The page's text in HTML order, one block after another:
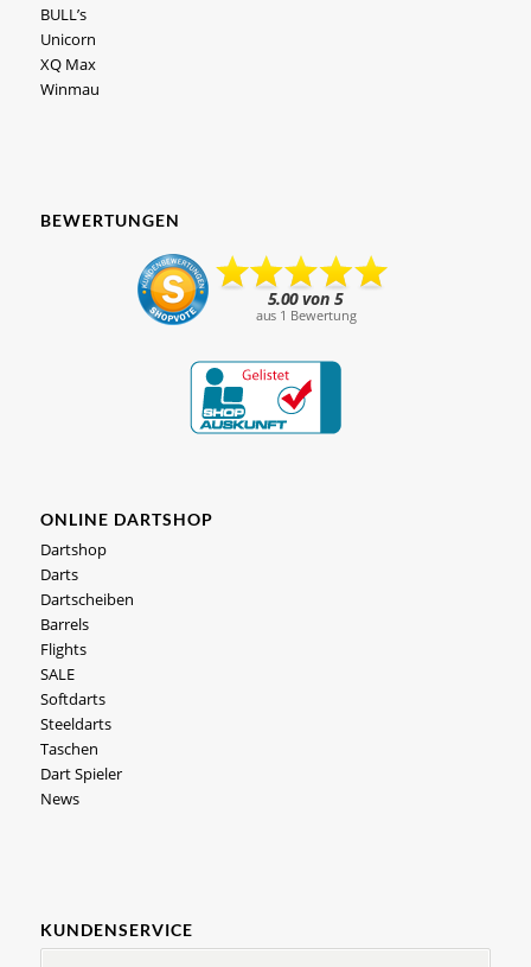
BULL’s
Unicorn
XQ Max
Winmau
BEWERTUNGEN
ONLINE DARTSHOP
Dartshop
Darts
Dartscheiben
Barrels
Flights
SALE
Softdarts
Steeldarts
Taschen
Dart Spieler
News
KUNDENSERVICE